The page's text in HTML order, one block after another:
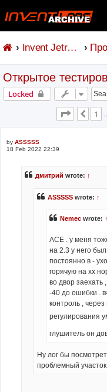
Invent Jetronic
Открытое
Locked
Page
521
by ASSSSS
18 Feb 2022 22:39
дмитрий wrote: ↑
ASSSSS wrote: ↑
Nemec wrote: ↑
АСЕ . у меня
на 2.3 у него
постоянно в -
горячую на хх
во двор заехать
-40 до ошибки .
контроль ,
регулирования
глушитель он
Ну лог бы
проблемный